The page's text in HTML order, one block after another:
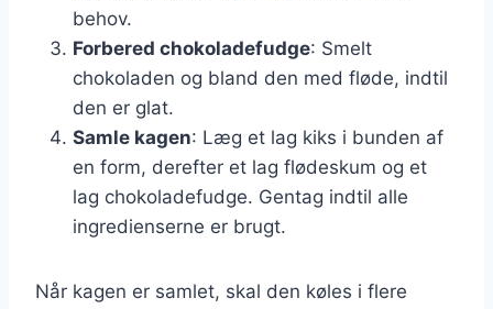
behov.
Forbered chokoladefudge: Smelt
chokoladen og bland den med fløde, indtil
den er glat.
Samle kagen: Læg et lag kiks i bunden af
en form, derefter et lag flødeskum og et
lag chokoladefudge. Gentag indtil alle
ingredienserne er brugt.
Når kagen er samlet, skal den køles i flere